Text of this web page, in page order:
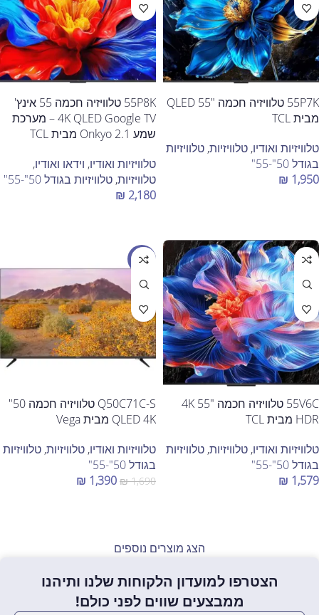
55P7K טלוויזיה חכמה "55 QLED
מבית TCL
טלוויזיות ואודיו, טלוויזיות, טלוויזיות
בגודל 50"-55"
₪ 1,950
55P8K טלוויזיה חכמה 55 אינץ'
4K QLED Google TV – מערכת
שמע Onkyo 2.1 מבית TCL
טלוויזיות ואודיו, וידאו ואודיו,
טלוויזיות, טלוויזיות בגודל 50"-55"
₪ 2,180
55V6C טלוויזיה חכמה "55 4K
HDR מבית TCL
טלוויזיות ואודיו, טלוויזיות, טלוויזיות
בגודל 50"-55"
₪ 1,579
מבצע
Q50C71C-S טלוויזיה חכמה 50"
QLED 4K ‏מבית Vega
טלוויזיות ואודיו, טלוויזיות, טלוויזיות
בגודל 50"-55"
₪1,690
₪ 1,390
הצג מוצרים נוספים
הצטרפו למועדון הלקוחות שלנו ותיהנו
ממבצעים שווים לפני כולם!